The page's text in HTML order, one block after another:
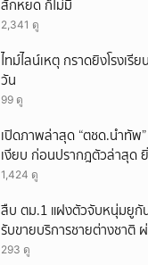
สักหยด ก็ไม่มี
2,341 ดู
ไทม์ไลน์เหตุ กราดยิงโรงเ
วัน
99 ดู
เปิดภาพล่าสุด “ตชด.นำทั
เงียบ ก่อนปรากฎตัวล่าสุด
1,424 ดู
สืบ ตม.1 แฝงตัวจับหนุ่มยู
รับขายบริการชายต่างชาติ
เกินกำหนดอนุญาต
293 ดู